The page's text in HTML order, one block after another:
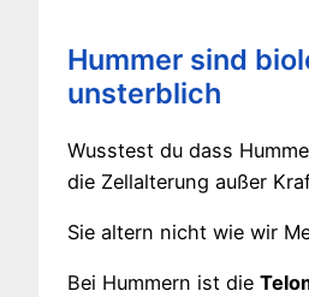
Hummer sind
unsterblich
Wusstest du dass
die Zellalterung außer
Sie altern nicht wie wir
Bei Hummern ist die